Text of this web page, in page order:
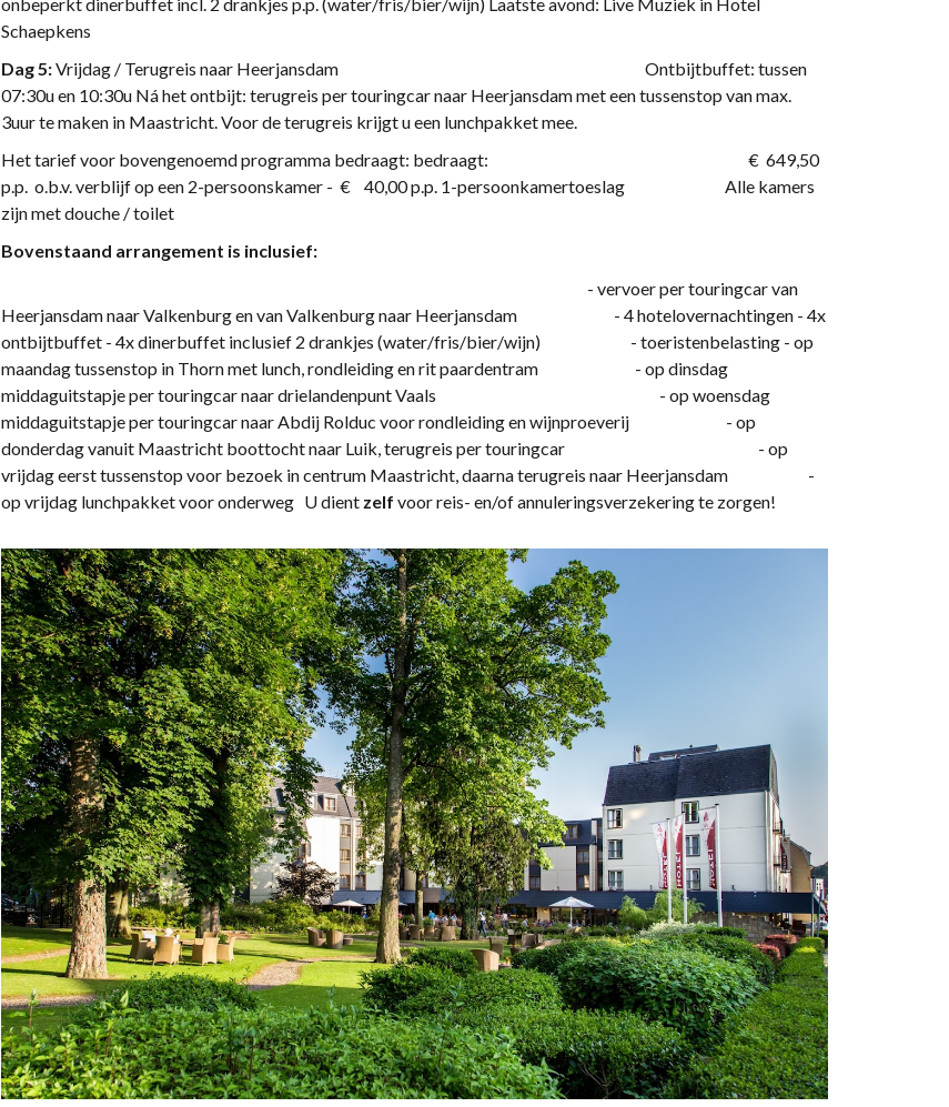
Schaepkens
Dag 5:Vrijdag / Terugreis naar Heerjansdam Ontbijtbuffet: tussen
07:30u en 10:30u Ná het ontbijt: terugreis per touringcar naar Heerjansdam met een tussenstop van max.
3uur te maken in Maastricht. Voor de terugreis krijgt u een lunchpakket mee.
Het tarief voor bovengenoemd programma bedraagt: bedraagt: € 649,50
p.p. o.b.v. verblijf op een 2-persoonskamer - € 40,00 p.p. 1-persoonkamertoeslag Alle kamers
zijn met douche / toilet
Bovenstaand arrangement is inclusief:
- vervoer per touringcar van
Heerjansdam naar Valkenburg en van Valkenburg naar Heerjansdam - 4 hotelovernachtingen - 4x
ontbijtbuffet - 4x dinerbuffet inclusief 2 drankjes (water/fris/bier/wijn) - toeristenbelasting - op
maandag tussenstop in Thorn met lunch, rondleiding en rit paardentram - op dinsdag
middaguitstapje per touringcar naar drielandenpunt Vaals - op woensdag
middaguitstapje per touringcar naar Abdij Rolduc voor rondleiding en wijnproeverij - op
donderdag vanuit Maastricht boottocht naar Luik, terugreis per touringcar - op
vrijdag eerst tussenstop voor bezoek in centrum Maastricht, daarna terugreis naar Heerjansdam -
op vrijdag lunchpakket voor onderweg U dient zelf voor reis- en/of annuleringsverzekering te zorgen!